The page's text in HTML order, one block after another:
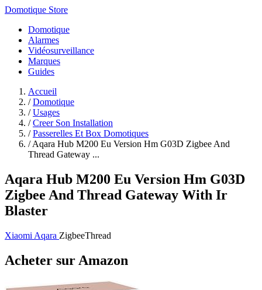
Domotique Store
Domotique
Alarmes
Vidéosurveillance
Marques
Guides
Accueil
/ Domotique
/ Usages
/ Creer Son Installation
/ Passerelles Et Box Domotiques
/ Aqara Hub M200 Eu Version Hm G03D Zigbee And
Thread Gateway ...
Aqara Hub M200 Eu Version Hm G03D
Zigbee And Thread Gateway With Ir
Blaster
Xiaomi Aqara ZigbeeThread
Acheter sur Amazon